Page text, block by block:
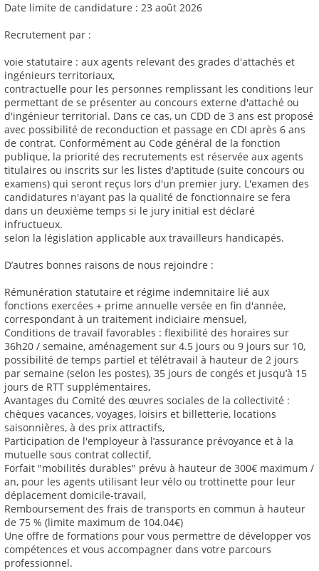
Date limite de candidature : 23 août 2026
Recrutement par :
voie statutaire : aux agents relevant des grades d'attachés et
ingénieurs territoriaux,
contractuelle pour les personnes remplissant les conditions leur
permettant de se présenter au concours externe d'attaché ou
d'ingénieur territorial. Dans ce cas, un CDD de 3 ans est proposé
avec possibilité de reconduction et passage en CDI après 6 ans
de contrat. Conformément au Code général de la fonction
publique, la priorité des recrutements est réservée aux agents
titulaires ou inscrits sur les listes d'aptitude (suite concours ou
examens) qui seront reçus lors d'un premier jury. L'examen des
candidatures n'ayant pas la qualité de fonctionnaire se fera
dans un deuxième temps si le jury initial est déclaré
infructueux.
selon la législation applicable aux travailleurs handicapés.
D’autres bonnes raisons de nous rejoindre :
Rémunération statutaire et régime indemnitaire lié aux
fonctions exercées + prime annuelle versée en fin d'année,
correspondant à un traitement indiciaire mensuel,
Conditions de travail favorables : flexibilité des horaires sur
36h20 / semaine, aménagement sur 4.5 jours ou 9 jours sur 10,
possibilité de temps partiel et télétravail à hauteur de 2 jours
par semaine (selon les postes), 35 jours de congés et jusqu’à 15
jours de RTT supplémentaires,
Avantages du Comité des œuvres sociales de la collectivité :
chèques vacances, voyages, loisirs et billetterie, locations
saisonnières, à des prix attractifs,
Participation de l'employeur à l’assurance prévoyance et à la
mutuelle sous contrat collectif,
Forfait "mobilités durables" prévu à hauteur de 300€ maximum /
an, pour les agents utilisant leur vélo ou trottinette pour leur
déplacement domicile-travail,
Remboursement des frais de transports en commun à hauteur
de 75 % (limite maximum de 104.04€)
Une offre de formations pour vous permettre de développer vos
compétences et vous accompagner dans votre parcours
professionnel.